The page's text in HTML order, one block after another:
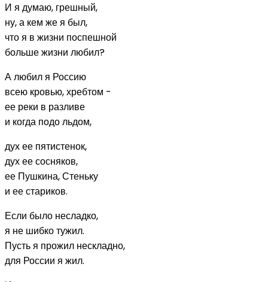
И я думаю, грешный,
ну, а кем же я был,
что я в жизни поспешной
больше жизни любил?
А любил я Россию
всею кровью, хребтом -
ее реки в разливе
и когда подо льдом,
дух ее пятистенок,
дух ее сосняков,
ее Пушкина, Стеньку
и ее стариков.
Если было несладко,
я не шибко тужил.
Пусть я прожил нескладно,
для России я жил.